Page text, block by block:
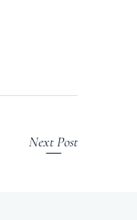
Next Post